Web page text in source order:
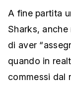
A fine partita
Sharks,
di aver
quando in
commessi dal